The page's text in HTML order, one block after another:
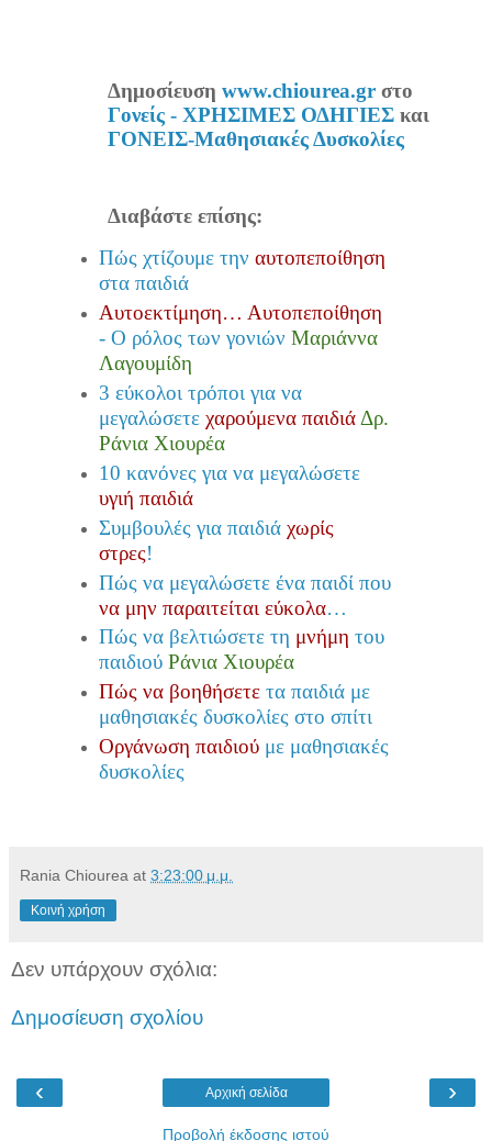
Δημοσίευση www.chiourea.gr στο
Γονείς - ΧΡΗΣΙΜΕΣ ΟΔΗΓΙΕΣ και
ΓΟΝΕΙΣ-Μαθησιακές Δυσκολίες
Διαβάστε επίσης:
Πώς χτίζουμε την αυτοπεποίθηση
στα παιδιά
Αυτοεκτίμηση… Αυτοπεποίθηση
- Ο ρόλος των γονιών Μαριάννα
Λαγουμίδη
3 εύκολοι τρόποι για να
μεγαλώσετε χαρούμενα παιδιά Δρ.
Ράνια Χιουρέα
10 κανόνες για να μεγαλώσετε
υγιή παιδιά
Συμβουλές για παιδιά χωρίς
στρες!
Πώς να μεγαλώσετε ένα παιδί που
να μην παραιτείται εύκολα…
Πώς να βελτιώσετε τη μνήμη του
παιδιού Ράνια Χιουρέα
Πώς να βοηθήσετετα παιδιά με
μαθησιακές δυσκολίες στο σπίτι
Οργάνωση παιδιούμε μαθησιακές
δυσκολίες
Rania Chiourea at 3:23:00 μ.μ.
Κοινή χρήση
Δεν υπάρχουν σχόλια:
Δημοσίευση σχολίου
‹ ›
Αρχική σελίδα
Προβολή έκδοσης ιστού